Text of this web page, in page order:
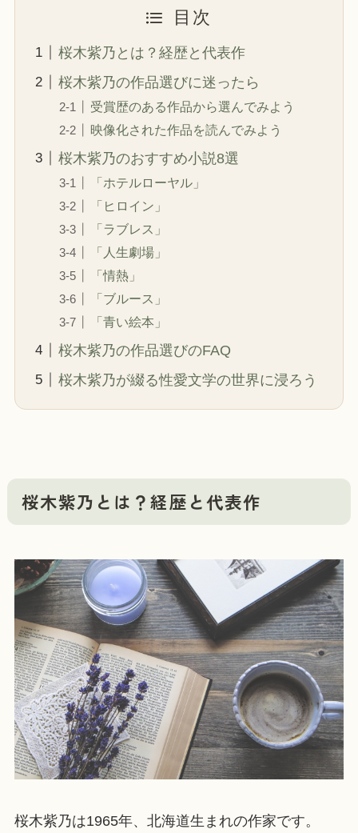
目次
桜木紫乃とは？経歴と代表作
桜木紫乃の作品選びに迷ったら
受賞歴のある作品から選んでみよう
映像化された作品を読んでみよう
桜木紫乃のおすすめ小説8選
「ホテルローヤル」
「ヒロイン」
「ラブレス」
「人生劇場」
「情熱」
「ブルース」
「青い絵本」
桜木紫乃の作品選びのFAQ
桜木紫乃が綴る性愛文学の世界に浸ろう
桜木紫乃とは？経歴と代表作
桜木紫乃は1965年、北海道生まれの作家です。